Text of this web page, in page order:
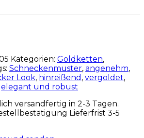
Kategorien: Goldketten,
Schneckenmuster, angenehm,
Look, hinreißend , vergoldet,
elegant und robust
versandfertig in 2-3 Tagen.
Lieferfrist 3-5